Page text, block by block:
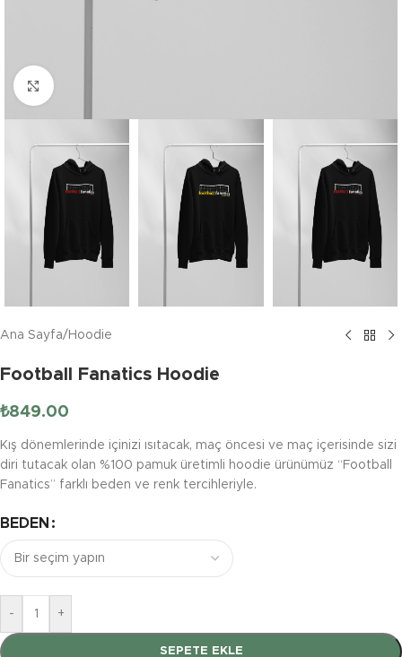
Click to enlarge
Ana Sayfa/ Hoodie
Football Fanatics Hoodie
₺849.00
Kış dönemlerinde içinizi ısıtacak, maç öncesi ve maç içerisinde sizi
diri tutacak olan %100 pamuk üretimli hoodie ürünümüz “Football
Fanatics” farklı beden ve renk tercihleriyle.
BEDEN
- +
SEPETE EKLE